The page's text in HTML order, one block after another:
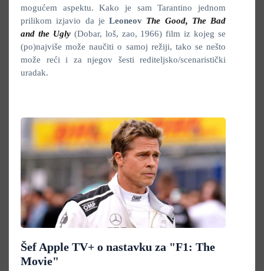
mogućem aspektu. Kako je sam Tarantino jednom
prilikom izjavio da je Leoneov The Good, The Bad
and the Ugly (Dobar, loš, zao, 1966) film iz kojeg se
(po)najviše može naučiti o samoj režiji, tako se nešto
može reći i za njegov šesti rediteljsko/scenaristički
uradak.
Šef Apple TV+ o nastavku za "F1: The
Movie"